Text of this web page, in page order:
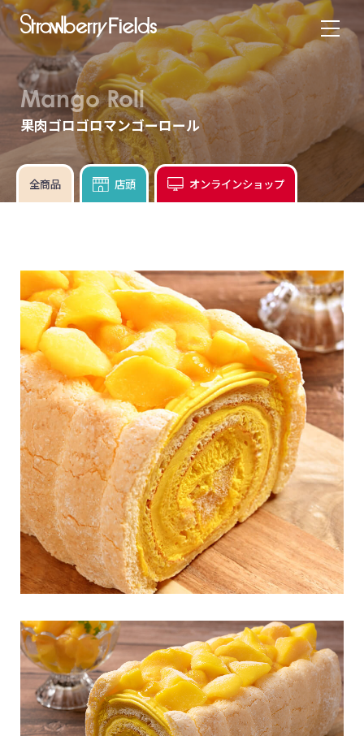
Mango Roll
果肉ゴロゴロマンゴーロール
全商品 店頭 オンラインショップ